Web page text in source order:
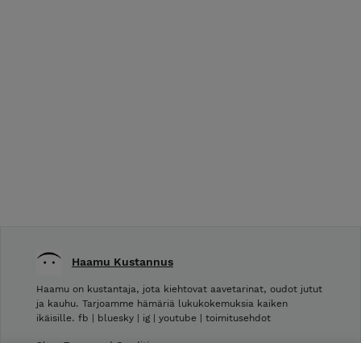
Haamu Kustannus
Haamu on kustantaja, jota kiehtovat aavetarinat, oudot jutut
ja kauhu. Tarjoamme hämäriä lukukokemuksia kaiken
ikäisille. fb | bluesky | ig | youtube | toimitusehdot